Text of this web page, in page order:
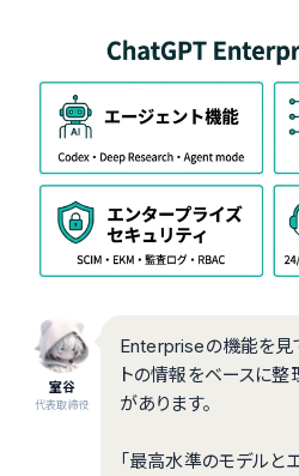
室谷
代表取締役
Enterpriseの機能を見
トの情報をベースに整
があります。
「最高水準のモデルと